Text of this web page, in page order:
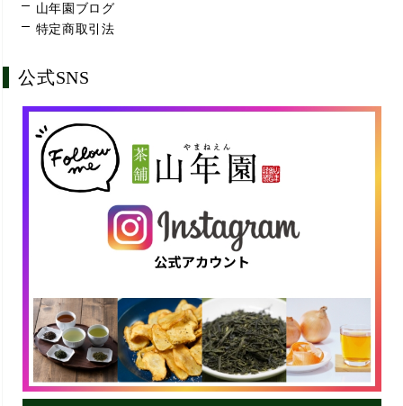
山年園ブログ
特定商取引法
公式SNS